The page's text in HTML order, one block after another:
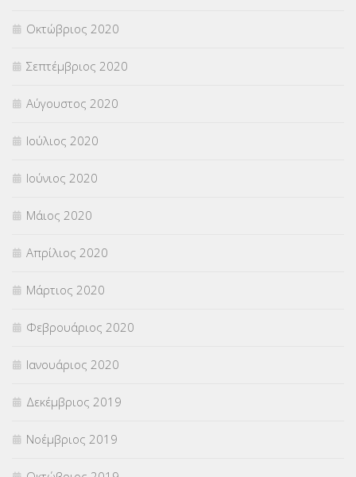
Οκτώβριος 2020
Σεπτέμβριος 2020
Αύγουστος 2020
Ιούλιος 2020
Ιούνιος 2020
Μάιος 2020
Απρίλιος 2020
Μάρτιος 2020
Φεβρουάριος 2020
Ιανουάριος 2020
Δεκέμβριος 2019
Νοέμβριος 2019